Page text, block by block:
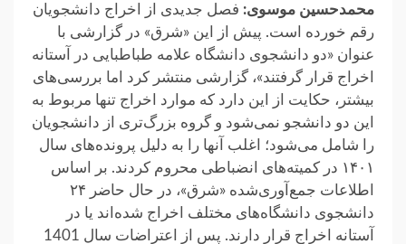
محمدحسین موسوی: فصل جدیدی از اخراج دانشجویان
رقم خورده است. پیش از این «شرق» در گزارشی با
عنوان «دو دانشجوی دانشگاه علامه طباطبایی در آستانه
اخراج قرار گرفتند»، گزارشی منتشر کرد اما بررسی‌های
بیشتر، حکایت از این دارد که موارد اخراج تنها مربوط به
این دو دانشجو نمی‌شود و گروه بزرگ‌تری از دانشجویان
را شامل می‌شود؛ اغلب آنها را به دلیل پرونده‌های سال
۱۴۰۱ در کمیته‌های انضباطی محروم کردند. بر اساس
اطلاعات جمع‌آوری‌شده «شرق»، در حال حاضر ۲۴
دانشجوی دانشگاه‌های مختلف اخراج شده‌اند یا در
آستانه اخراج قرار دارند. پس از اعتراضات سال 1401